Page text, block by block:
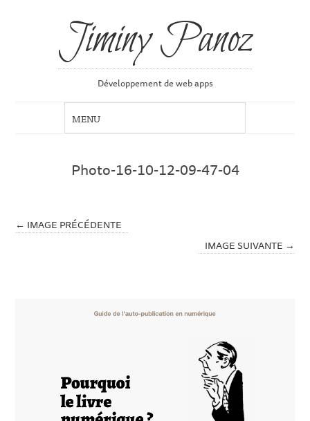
Jiminy Panoz
Développement de web apps
Photo-16-10-12-09-47-04
← IMAGE PRÉCÉDENTE
IMAGE SUIVANTE →